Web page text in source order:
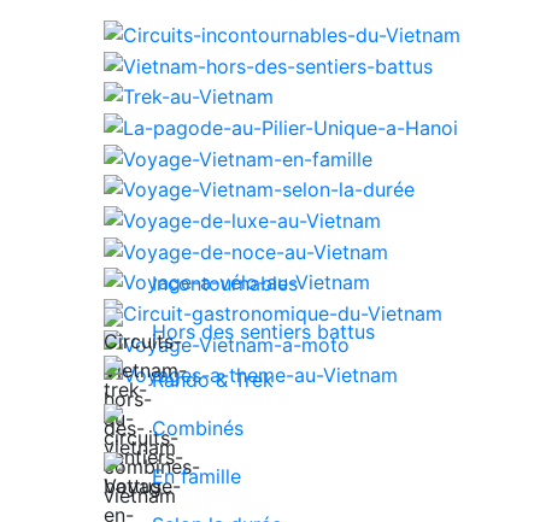
Incontournables
Hors des sentiers battus
Rando & Trek
Combinés
En famille